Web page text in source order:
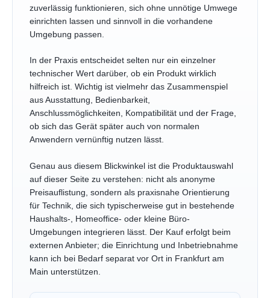
zuverlässig funktionieren, sich ohne unnötige Umwege
einrichten lassen und sinnvoll in die vorhandene
Umgebung passen.
In der Praxis entscheidet selten nur ein einzelner
technischer Wert darüber, ob ein Produkt wirklich
hilfreich ist. Wichtig ist vielmehr das Zusammenspiel
aus Ausstattung, Bedienbarkeit,
Anschlussmöglichkeiten, Kompatibilität und der Frage,
ob sich das Gerät später auch von normalen
Anwendern vernünftig nutzen lässt.
Genau aus diesem Blickwinkel ist die Produktauswahl
auf dieser Seite zu verstehen: nicht als anonyme
Preisauflistung, sondern als praxisnahe Orientierung
für Technik, die sich typischerweise gut in bestehende
Haushalts-, Homeoffice- oder kleine Büro-
Umgebungen integrieren lässt. Der Kauf erfolgt beim
externen Anbieter; die Einrichtung und Inbetriebnahme
kann ich bei Bedarf separat vor Ort in Frankfurt am
Main unterstützen.